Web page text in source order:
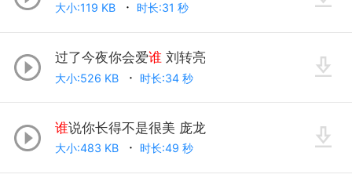
大小:119 KB 时长:31 秒
过了今夜你会爱谁刘转亮
大小:526 KB 时长:34 秒
谁说你长得不是很美 庞龙
大小:483 KB 时长:49 秒